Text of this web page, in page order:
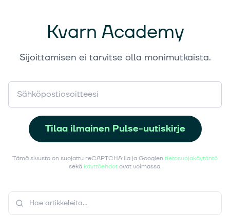
Kvarn Academy
Sijoittamisen ei tarvitse olla monimutkaista.
Tilaa ilmainen Pulse-uutiskirje
Tämä sivusto on suojattu reCAPTCHA:lla ja Googlen tietosuojakäytäntö
sekä käyttöehdot ovat voimassa.